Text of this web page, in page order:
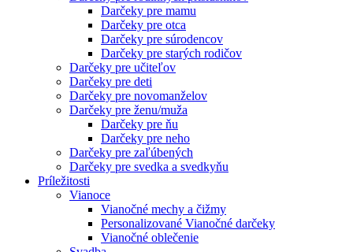
Darčeky pre mamu
Darčeky pre otca
Darčeky pre súrodencov
Darčeky pre starých rodičov
Darčeky pre učiteľov
Darčeky pre deti
Darčeky pre novomanželov
Darčeky pre ženu/muža
Darčeky pre ňu
Darčeky pre neho
Darčeky pre zaľúbených
Darčeky pre svedka a svedkyňu
Príležitosti
Vianoce
Vianočné mechy a čižmy
Personalizované Vianočné darčeky
Vianočné oblečenie